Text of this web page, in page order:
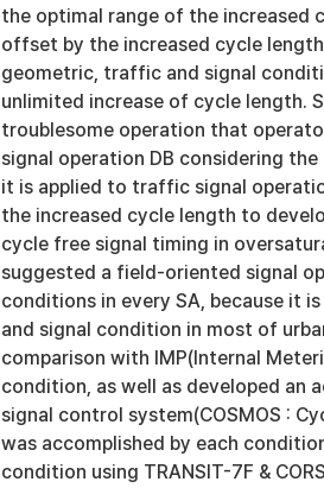
the optimal range of the
offset by the increased cycle
geometric, traffic and signal
unlimited increase of cycle length.
troublesome operation that
signal operation DB considering
it is applied to traffic signal
the increased cycle length to
cycle free signal timing in
suggested a field-oriented signal
conditions in every SA, because it
and signal condition in most of
comparison with IMP(Internal
condition, as well as developed an
signal control system(COSMOS :
was accomplished by each
condition using TRANSIT-7F &